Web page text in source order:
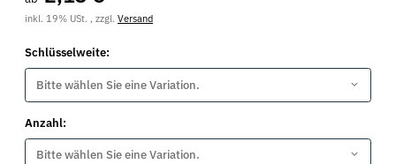
inkl. 19% USt. , zzgl. Versand
Schlüsselweite:
Bitte wählen Sie eine Variation.
Anzahl:
Bitte wählen Sie eine Variation.